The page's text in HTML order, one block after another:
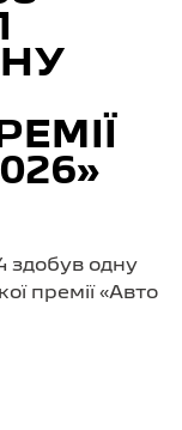
здобув одну
премії «Авто